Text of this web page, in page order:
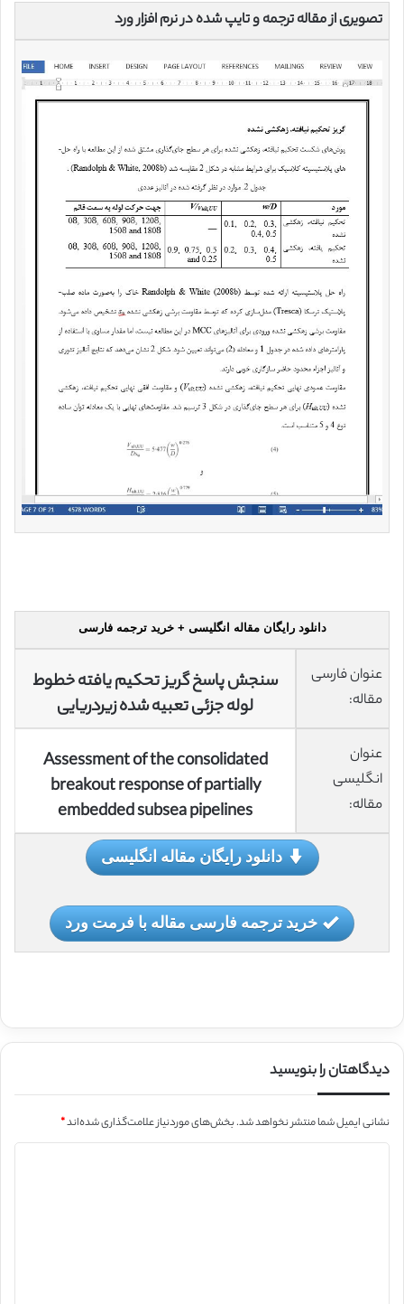
تصویری از مقاله ترجمه و تایپ شده در نرم افزار ورد
دانلود رایگان مقاله انگلیسی + خرید ترجمه فارسی
عنوان فارسی
مقاله:
سنجش پاسخ گریز تحکیم یافته خطوط
لوله جزئی تعبیه شده زیردریایی
عنوان
انگلیسی
مقاله:
Assessment of the consolidated
breakout response of partially
embedded subsea pipelines
دانلود رایگان مقاله انگلیسی
خرید ترجمه فارسی مقاله با فرمت ورد
دیدگاهتان را بنویسید
نشانی ایمیل شما منتشر نخواهد شد.بخش‌های موردنیاز علامت‌گذاری شده‌اند*